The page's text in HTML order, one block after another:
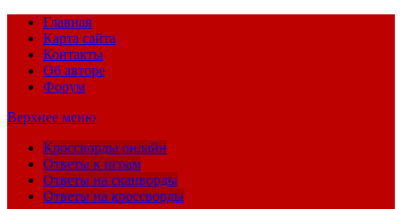
Главная
Карта сайта
Контакты
Об авторе
Форум
Верхнее меню
Кроссворды онлайн
Ответы к играм
Ответы на сканворды
Ответы на кроссворды